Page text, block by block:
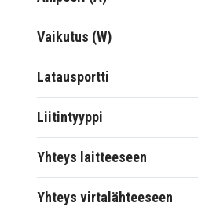
Vaikutus (W)
Latausportti
Liitintyyppi
Yhteys laitteeseen
Yhteys virtalähteeseen